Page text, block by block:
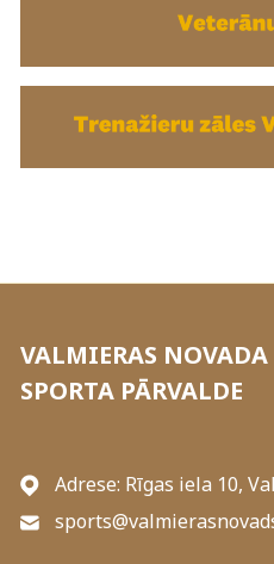
VALMIERAS NOVADA
SPORTA PĀRVALDE
Adrese: Rīgas iela 10,